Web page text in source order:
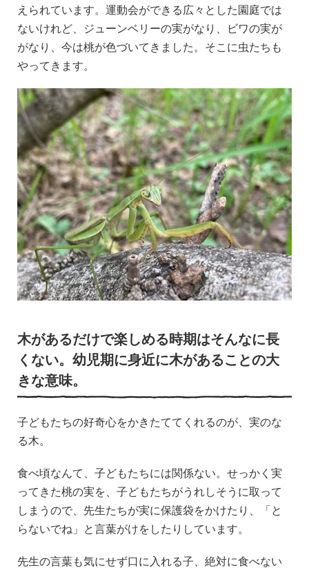
えられています。運動会ができる広々とした園庭では
ないけれど、ジューンベリーの実がなり、ビワの実が
がなり、今は桃が色づいてきました。そこに虫たちも
やってきます。
木があるだけで楽しめる時期はそんなに長
くない。幼児期に身近に木があることの大
きな意味。
子どもたちの好奇心をかきたててくれるのが、実のな
る木。
食べ頃なんて、子どもたちには関係ない。せっかく実
ってきた桃の実を、子どもたちがうれしそうに取って
しまうので、先生たちが実に保護袋をかけたり、「と
らないでね」と言葉がけをしたりしています。
先生の言葉も気にせず口に入れる子、絶対に食べない